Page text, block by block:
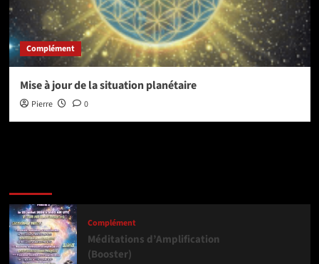
Complément
Mise à jour de la situation planétaire
Pierre 0
Complément
Méditations d’Amplification
(Booster)